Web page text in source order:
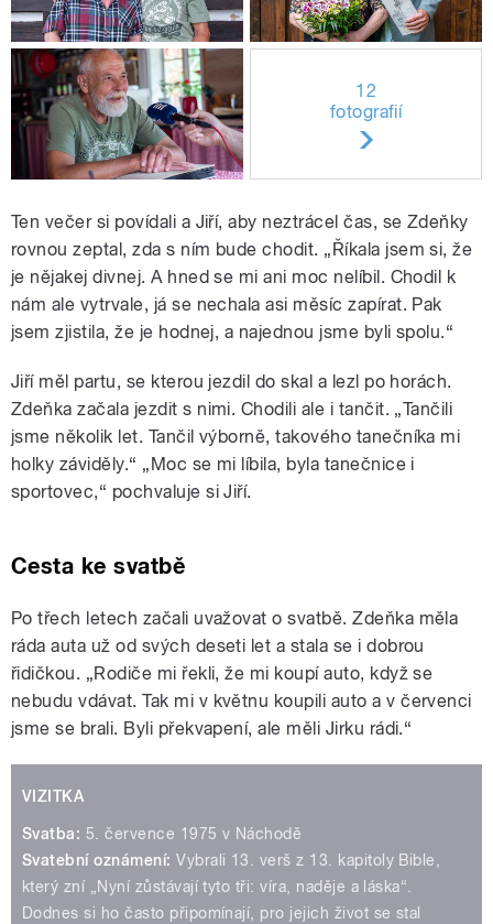
12
fotografií
Ten večer si povídali a Jiří, aby neztrácel čas, se Zdeňky
rovnou zeptal, zda s ním bude chodit. „Říkala jsem si, že
je nějakej divnej. A hned se mi ani moc nelíbil. Chodil k
nám ale vytrvale, já se nechala asi měsíc zapírat. Pak
jsem zjistila, že je hodnej, a najednou jsme byli spolu.“
Jiří měl partu, se kterou jezdil do skal a lezl po horách.
Zdeňka začala jezdit s nimi. Chodili ale i tančit. „Tančili
jsme několik let. Tančil výborně, takového tanečníka mi
holky záviděly.“ „Moc se mi líbila, byla tanečnice i
sportovec,“ pochvaluje si Jiří.
Cesta ke svatbě
Po třech letech začali uvažovat o svatbě. Zdeňka měla
ráda auta už od svých deseti let a stala se i dobrou
řidičkou. „Rodiče mi řekli, že mi koupí auto, když se
nebudu vdávat. Tak mi v květnu koupili auto a v červenci
jsme se brali. Byli překvapení, ale měli Jirku rádi.“
VIZITKA
Svatba: 5. července 1975 v Náchodě
Svatební oznámení: Vybrali 13. verš z 13. kapitoly Bible,
který zní „Nyní zůstávají tyto tři: víra, naděje a láska“.
Dodnes si ho často připomínají, pro jejich život se stal